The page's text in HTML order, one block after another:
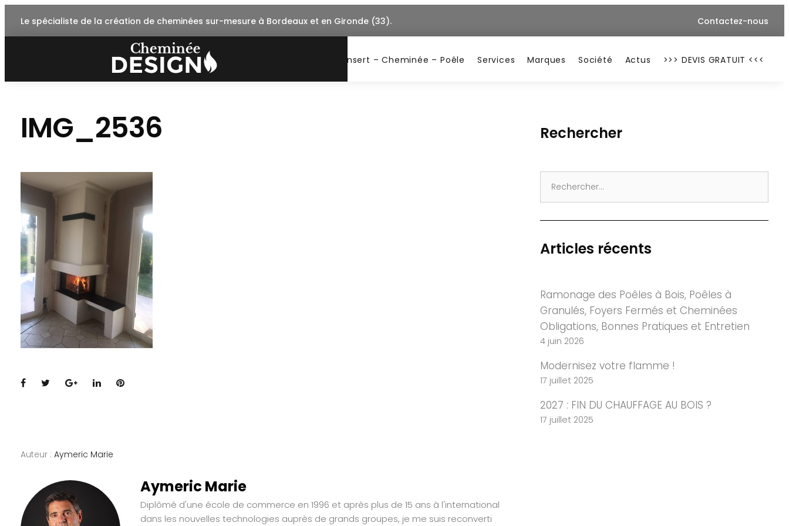
Le spécialiste de la création de cheminées sur-mesure à Bordeaux et en Gironde (33). Contactez-nous
Insert – Cheminée – Poêle Services Marques Société Actus >>> DEVIS GRATUIT <<<
IMG_2536
Facebook
TwitterGoogle+
LinkedInPinterest
Auteur : Aymeric Marie
Aymeric Marie
Diplômé d'une école de commerce en 1996 et après plus de 15 ans à l'international
dans les nouvelles technologies auprès de grands groupes, je me suis reconverti
Rechercher
for:
Articles récents
Ramonage des Poêles à Bois, Poêles à
Granulés, Foyers Fermés et Cheminées
Obligations, Bonnes Pratiques et Entretien
4 juin 2026
Modernisez votre flamme !
17 juillet 2025
2027 : FIN DU CHAUFFAGE AU BOIS ?
17 juillet 2025